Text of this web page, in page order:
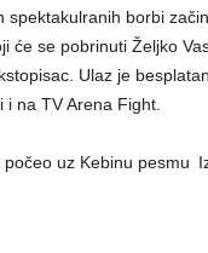
spektakulranih borbi
će se pobrinuti Željko
Ulaz je
na TV Arena Fight.
uz Kebinu pesmu